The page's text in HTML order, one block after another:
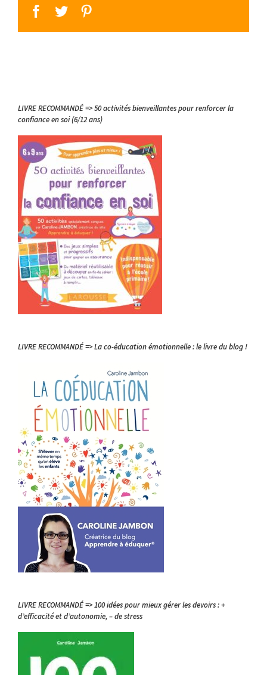
facebook
twitter
LIVRE RECOMMANDÉ => 50 activités bienveillantes pour renforcer la
confiance en soi (6/12 ans)
LIVRE RECOMMANDÉ => La co-éducation émotionnelle : le livre du blog !
LIVRE RECOMMANDÉ => 100 idées pour mieux gérer les devoirs : +
d’efficacité et d’autonomie, – de stress